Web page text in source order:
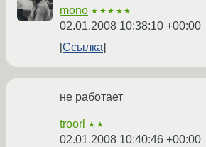
mono ★★★★★
02.01.2008 10:38:10 +00:00
Ссылка
не работает
troorl ★★
02.01.2008 10:40:46 +00:00